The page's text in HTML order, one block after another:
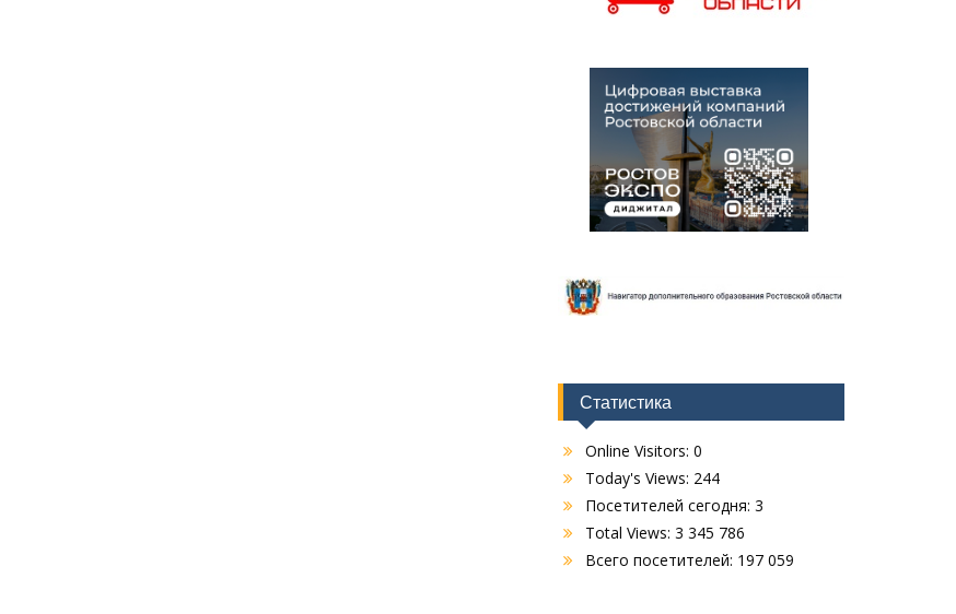
Статистика
Online Visitors: 0
Today's Views: 244
Посетителей сегодня: 3
Total Views: 3 345 786
Всего посетителей: 197 059